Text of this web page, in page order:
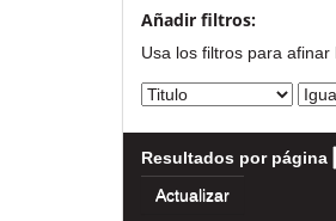
Añadir filtros:
Usa los filtros para afinar
Resultados por página